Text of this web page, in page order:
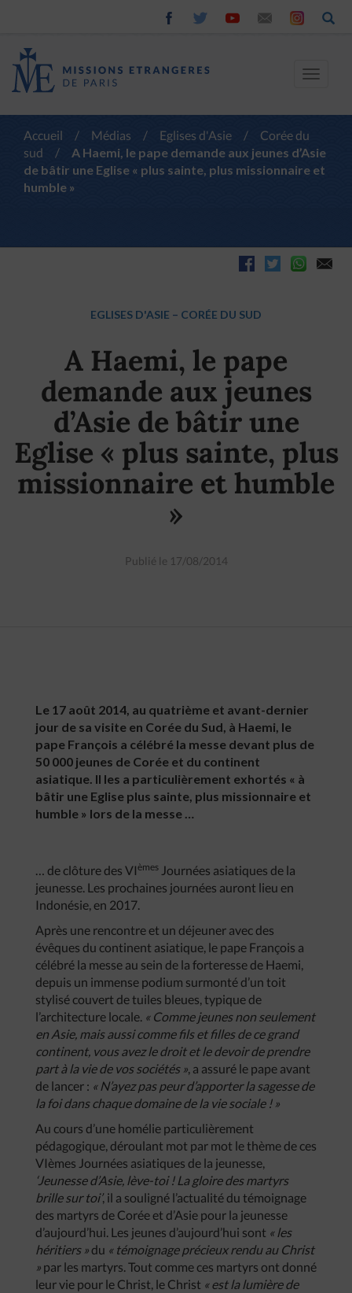
Toggle
Accueil / Médias / Eglises d'Asie /
Corée du
sud
/
A Haemi, le pape demande aux jeunes d’Asie
de bâtir une Eglise « plus sainte, plus missionnaire et
humble »
EGLISES D'ASIE – CORÉE DU SUD
A Haemi, le pape
demande aux jeunes
d’Asie de bâtir une
Eglise « plus sainte, plus
missionnaire et humble
»
Publié le 17/08/2014
Le 17 août 2014, au quatrième et avant-dernier
jour de sa visite en Corée du Sud, à Haemi, le
pape François a célébré la messe devant plus de
50 000 jeunes de Corée et du continent
asiatique. Il les a particulièrement exhortés « à
bâtir une Eglise plus sainte, plus missionnaire et
humble » lors de la messe …
… de clôture des VIèmes Journées asiatiques de la
jeunesse. Les prochaines journées auront lieu en
Indonésie, en 2017.
Après une rencontre et un déjeuner avec des
évêques du continent asiatique, le pape François a
célébré la messe au sein de la forteresse de Haemi,
depuis un immense podium surmonté d’un toit
stylisé couvert de tuiles bleues, typique de
l’architecture locale. « Comme jeunes non seulement
en Asie, mais aussi comme fils et filles de ce grand
continent, vous avez le droit et le devoir de prendre
part à la vie de vos sociétés », a assuré le pape avant
de lancer : « N’ayez pas peur d’apporter la sagesse de
la foi dans chaque domaine de la vie sociale ! »
Au cours d’une homélie particulièrement
pédagogique, déroulant mot par mot le thème de ces
VIèmes Journées asiatiques de la jeunesse,
‘Jeunesse d’Asie, lève-toi ! La gloire des martyrs
brille sur toi’, il a souligné l’actualité du témoignage
des martyrs de Corée et d’Asie pour la jeunesse
d’aujourd’hui. Les jeunes d’aujourd’hui sont « les
héritiers » du « témoignage précieux rendu au Christ
» par les martyrs. Tout comme ces martyrs ont donné
leur vie pour le Christ, le Christ « est la lumière de